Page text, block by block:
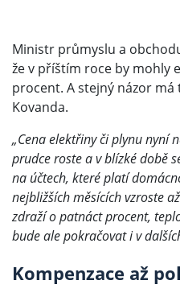
Ministr průmyslu a
že v příštím roce by mohly
procent. A stejný názor má
Kovanda.
„Cena elektřiny či plynu nyní
prudce roste a v blízké době
na účtech, které platí
nejbližších měsících vzroste
zdraží o patnáct procent,
bude ale pokračovat i v
Kompenzace až